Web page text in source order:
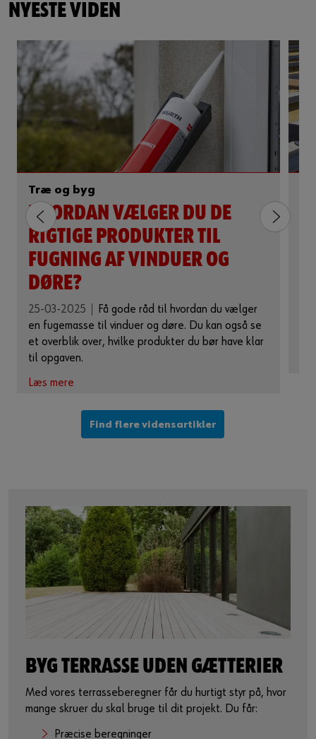
NYESTE VIDEN
Træ og byg
HVORDAN VÆLGER DU DE
RIGTIGE PRODUKTER TIL
FUGNING AF VINDUER OG
DØRE?
25-03-2025
Få gode råd til hvordan du vælger
en fugemasse til vinduer og døre. Du kan også se
et overblik over, hvilke produkter du bør have klar
til opgaven.
Læs mere
Find flere vidensartikler
BYG TERRASSE UDEN GÆTTERIER​​​
Med vores terrasseberegner får du hurtigt styr på, hvor
mange skruer du skal bruge til dit projekt. Du får:​​​
Præcise beregninger​​​